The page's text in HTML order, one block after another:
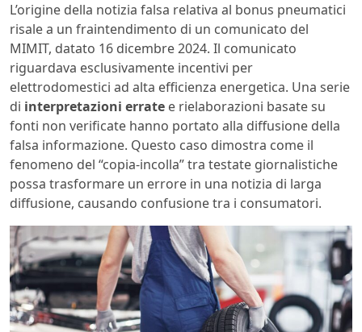
L’origine della notizia falsa relativa al bonus pneumatici
risale a un fraintendimento di un comunicato del
MIMIT, datato 16 dicembre 2024. Il comunicato
riguardava esclusivamente incentivi per
elettrodomestici ad alta efficienza energetica. Una serie
di interpretazioni errate e rielaborazioni basate su
fonti non verificate hanno portato alla diffusione della
falsa informazione. Questo caso dimostra come il
fenomeno del “copia-incolla” tra testate giornalistiche
possa trasformare un errore in una notizia di larga
diffusione, causando confusione tra i consumatori.